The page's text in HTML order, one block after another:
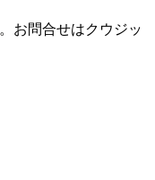
。お問合せはクウジッ